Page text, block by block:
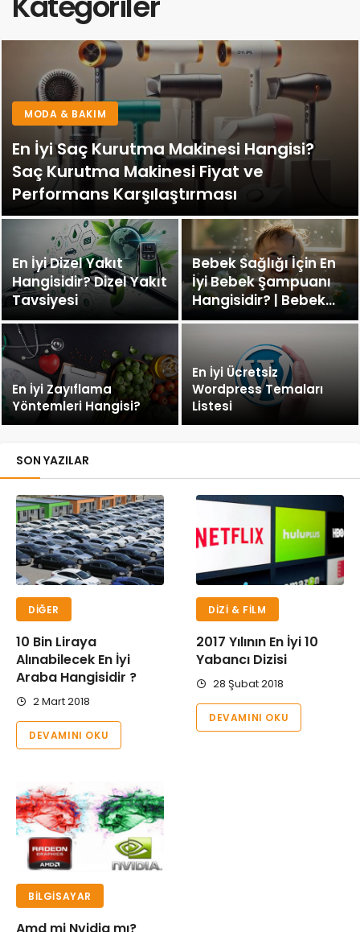
MODA & BAKIM
En İyi Saç Kurutma Makinesi Hangisi?
Saç Kurutma Makinesi Fiyat ve
Performans Karşılaştırması
En İyi Dizel Yakıt
Hangisidir? Dizel Yakıt
Tavsiyesi
Bebek Sağlığı İçin En
İyi Bebek Şampuanı
Hangisidir? | Bebek
Şampuanı Tavsiyesi
En İyi Zayıflama
Yöntemleri Hangisi?
En İyi Ücretsiz
Wordpress Temaları
Listesi
SON YAZILAR
DIĞER
10 Bin Liraya
Alınabilecek En İyi
Araba Hangisidir ?
2 Mart 2018
DEVAMINI OKU
DIZI & FILM
2017 Yılının En İyi 10
Yabancı Dizisi
28 Şubat 2018
DEVAMINI OKU
BILGISAYAR